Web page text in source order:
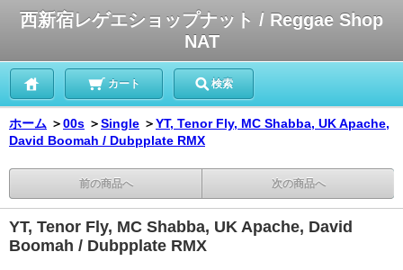
西新宿レゲエショップナット / Reggae Shop
NAT
カート 検索
ホーム ＞00s ＞Single ＞YT, Tenor Fly, MC Shabba, UK Apache,
David Boomah / Dubpplate RMX
前の商品へ 次の商品へ
YT, Tenor Fly, MC Shabba, UK Apache, David
Boomah / Dubpplate RMX